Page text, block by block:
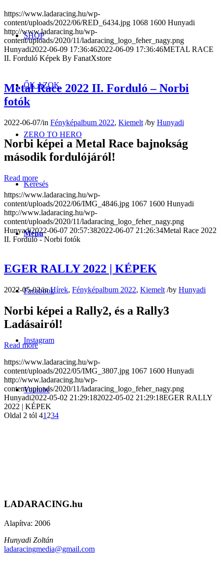
SHOP
ŐK AZOK
ZERO TO HERO
Keresés
Menu
Facebook
Instagram
Youtube
https://www.ladaracing.hu/wp-
content/uploads/2022/06/RED_6434.jpg 1068 1600 Hunyadi
http://www.ladaracing.hu/wp-
content/uploads/2020/11/ladaracing_logo_feher_nagy.png
Hunyadi2022-06-09 17:36:462022-06-09 17:36:46METAL RACE
II. Forduló Képek By FanatXstore
Metal Race 2022 II. Forduló – Norbi
fotók
2022-06-07/in Fényképalbum 2022, Kiemelt /by Hunyadi
Norbi képei a Metal Race bajnokság
második fordulójáról!
Read more
https://www.ladaracing.hu/wp-
content/uploads/2022/06/IMG_4846.jpg 1067 1600 Hunyadi
http://www.ladaracing.hu/wp-
content/uploads/2020/11/ladaracing_logo_feher_nagy.png
Hunyadi2022-06-07 20:57:382022-06-07 21:26:34Metal Race 2022
II. Forduló - Norbi fotók
EGER RALLY 2022 | KÉPEK
2022-05-02/inHírek, Fényképalbum 2022, Kiemelt /by Hunyadi
Norbi képei a Rally2, és a Rally3
Ladásairól!
Read more
https://www.ladaracing.hu/wp-
content/uploads/2022/05/IMG_3807.jpg 1067 1600 Hunyadi
http://www.ladaracing.hu/wp-
content/uploads/2020/11/ladaracing_logo_feher_nagy.png
Hunyadi2022-05-02 21:29:182022-05-02 21:29:18EGER RALLY
2022 | KÉPEK
Oldal 2 tól 41 234
LADARACING.hu
Alapítva: 2006
Hunyadi Zoltán
ladaracingmedia@gmail.com